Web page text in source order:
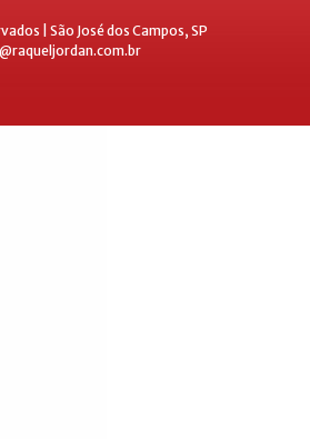
| São José dos Campos, SP